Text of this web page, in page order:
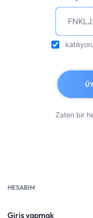
Zaten bir
HESABIM
Giriş yapmak